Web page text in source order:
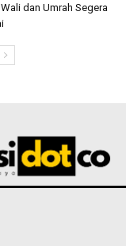
dan Umrah Segera